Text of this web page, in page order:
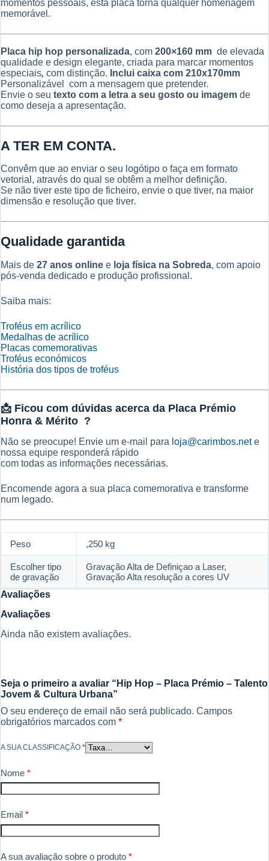
momentos pessoais, esta placa torna qualquer homenagem
memorável.
Placa hip hop personalizada, com 200×160 mm de elevada
qualidade e design elegante, criada para marcar momentos
especiais, com distinção. Inclui caixa com 210x170mm
Personalizável com a mensagem que pretender.
Envie o seu texto com a letra a seu gosto ou imagem de
como deseja a apresentação.
A TER EM CONTA.
Convêm que ao enviar o seu logótipo o faça em formato
vetorial, através do qual se obtêm a melhor definição.
Se não tiver este tipo de ficheiro, envie o que tiver, na maior
dimensão e resolução que tiver.
Qualidade garantida
Mais de 27 anos online e loja física na Sobreda, com apoio
pós-venda dedicado e produção profissional.
Saiba mais:
Troféus em acrílico
Medalhas de acrílico
Placas comemorativas
Troféus económicos
História dos tipos de troféus
📩 Ficou com dúvidas acerca da Placa Prémio
Honra & Mérito ?
Não se preocupe! Envie um e-mail para loja@carimbos.nete
nossa equipe responderá rápido
com todas as informações necessárias.
Encomende agora a sua placa comemorativa e transforme
num legado.
Peso ,250 kg
Escolher tipo
de gravação
Gravação Alta de Definiçao a Laser,
Gravação Alta resolução a cores UV
Avaliações
Avaliações
Ainda não existem avaliações.
Seja o primeiro a avaliar “Hip Hop – Placa Prémio – Talento
Jovem & Cultura Urbana”
O seu endereço de email não será publicado. Campos
obrigatórios marcados com *
A SUA CLASSIFICAÇÃO *
Nome *
Email *
A sua avaliação sobre o produto *